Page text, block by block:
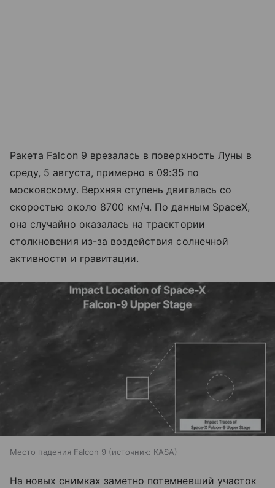
Ракета Falcon 9 врезалась в поверхность Луны в
среду, 5 августа, примерно в 09:35 по
московскому. Верхняя ступень двигалась со
скоростью около 8700 км/ч. По данным SpaceX,
она случайно оказалась на траектории
столкновения из-за воздействия солнечной
активности и гравитации.
Место падения Falcon 9 источник: KASA
На новых снимках заметно потемневший участок